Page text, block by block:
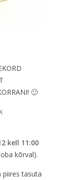
🙂
kell 11:00
kõrval).
piires tasuta